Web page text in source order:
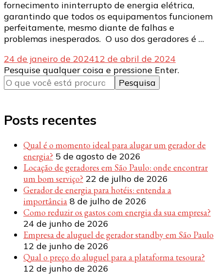
fornecimento ininterrupto de energia elétrica,
garantindo que todos os equipamentos funcionem
perfeitamente, mesmo diante de falhas e
problemas inesperados. O uso dos geradores é …
24 de janeiro de 202412 de abril de 2024
Procurando
algo?
Pesquise qualquer coisa e pressione Enter.
Posts recentes
Qual é o momento ideal para alugar um gerador de
energia? 5 de agosto de 2026
Locação de geradores em São Paulo: onde encontrar
um bom serviço? 22 de julho de 2026
Gerador de energia para hotéis: entenda a
importância 8 de julho de 2026
Como reduzir os gastos com energia da sua empresa?
24 de junho de 2026
Empresa de aluguel de gerador standby em São Paulo
12 de junho de 2026
Qual o preço do aluguel para a plataforma tesoura?
12 de junho de 2026